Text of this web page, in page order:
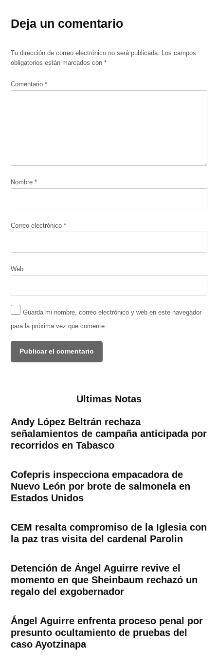
Deja un comentario
Tu dirección de correo electrónico no será publicada. Los campos
obligatorios están marcados con*
Comentario*
Nombre*
Correo electrónico*
Web
Guarda mi nombre, correo electrónico y web en este navegador
para la próxima vez que comente.
Ultimas Notas
Andy López Beltrán rechaza
señalamientos de campaña anticipada por
recorridos en Tabasco
Cofepris inspecciona empacadora de
Nuevo León por brote de salmonela en
Estados Unidos
CEM resalta compromiso de la Iglesia con
la paz tras visita del cardenal Parolin
Detención de Ángel Aguirre revive el
momento en que Sheinbaum rechazó un
regalo del exgobernador
Ángel Aguirre enfrenta proceso penal por
presunto ocultamiento de pruebas del
caso Ayotzinapa